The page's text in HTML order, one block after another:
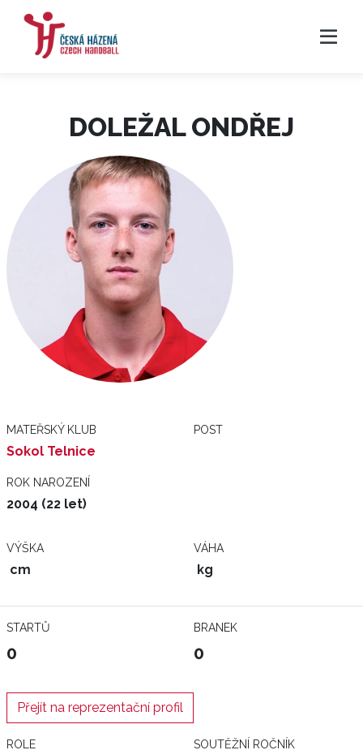
DOLEŽAL ONDŘEJ
MATEŘSKÝ KLUB
Sokol Telnice
POST
ROK NAROZENÍ
2004 (22 let)
VÝŠKA
cm
VÁHA
kg
STARTŮ
0
BRANEK
0
Přejít na reprezentační profil
ROLE SOUTĚŽNÍ ROČNÍK